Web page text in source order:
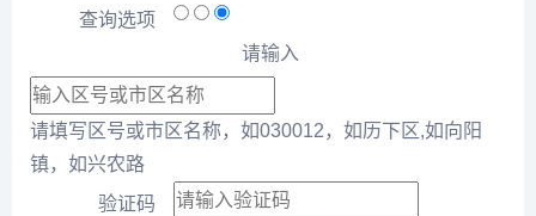
查询选项
请输入
请填写区号或市区名称，如030012，如历下区,如向阳
镇，如兴农路
验证码